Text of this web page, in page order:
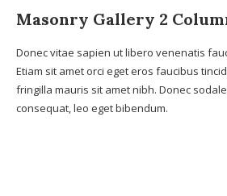
Masonry Gallery 2
Donec vitae sapien ut libero venenatis
Etiam sit amet orci eget eros faucibus
fringilla mauris sit amet nibh. Donec
consequat, leo eget bibendum.